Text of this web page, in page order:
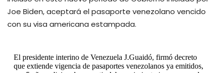
Joe Biden, aceptará el pasaporte venezolano vencido
con su visa americana estampada.
El presidente interino de Venezuela J.Guaidó, firmó decreto
que extiende vigencia de pasaportes venezolanos ya emitidos,